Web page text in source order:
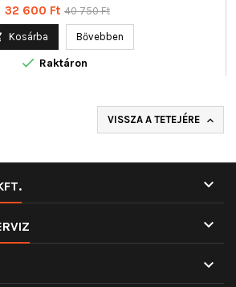
Ár
32 600 Ft Normál
40 750 Ft
Kosárba Bővebben
 Raktáron
VISSZA A TETEJÉRE 


